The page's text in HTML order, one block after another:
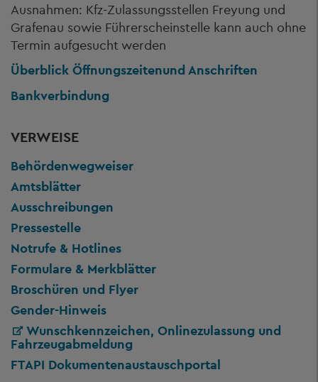
Ausnahmen: Kfz-Zulassungsstellen Freyung und
Grafenau sowie Führerscheinstelle kann auch ohne
Termin aufgesucht werden
Überblick Öffnungszeitenund Anschriften
Bankverbindung
VERWEISE
Behördenwegweiser
Amtsblätter
Ausschreibungen
Pressestelle
Notrufe & Hotlines
Formulare & Merkblätter
Broschüren und Flyer
Gender-Hinweis
Wunschkennzeichen, Onlinezulassung und
Fahrzeugabmeldung
FTAPI Dokumentenaustauschportal